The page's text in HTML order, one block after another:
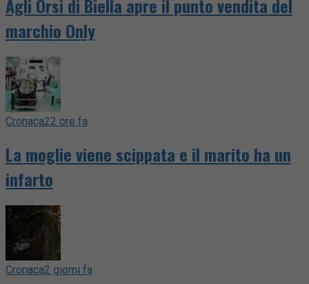
Agli Orsi di Biella apre il punto vendita del
marchio Only
Cronaca22 ore fa
La moglie viene scippata e il marito ha un
infarto
Cronaca2 giorni fa